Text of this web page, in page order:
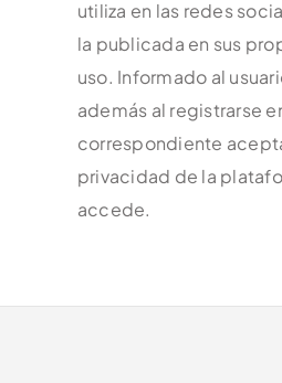
utiliza en las redes
la publicada en sus
uso. Informado al
además al registrarse
correspondiente
privacidad de la
accede.